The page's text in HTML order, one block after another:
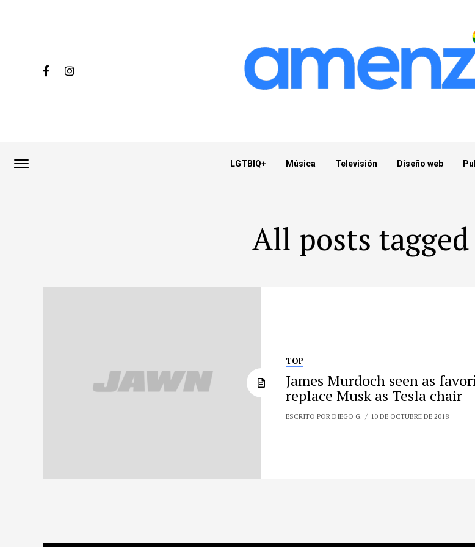
LGTBIQ+ Música Televisión Diseño web
All posts tagged
TOP
James Murdoch seen as
replace Musk as Tesla chair
ESCRITO POR DIEGO G. 10 DE OCTUBRE DE 2018